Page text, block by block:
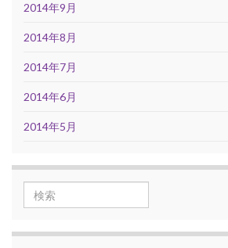
2014年9月
2014年8月
2014年7月
2014年6月
2014年5月
Search for: